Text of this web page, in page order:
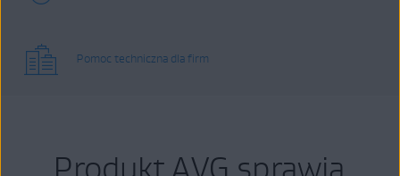
Pomoc techniczna dla firm
Produkt AVG sprawia